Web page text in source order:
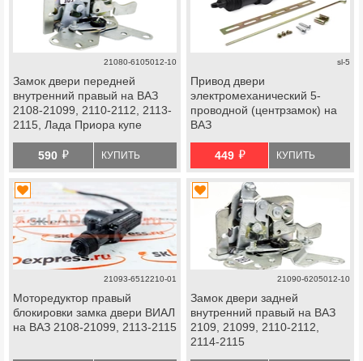
21080-6105012-10
Замок двери передней
внутренний правый на ВАЗ
2108-21099, 2110-2112, 2113-
2115, Лада Приора купе
590 й КУПИТЬ
sl-5
Привод двери
электромеханический 5-
проводной (центрзамок) на
ВАЗ
449 й КУПИТЬ
21093-6512210-01
Моторедуктор правый
блокировки замка двери ВИАЛ
на ВАЗ 2108-21099, 2113-2115
21090-6205012-10
Замок двери задней
внутренний правый на ВАЗ
2109, 21099, 2110-2112,
2114-2115